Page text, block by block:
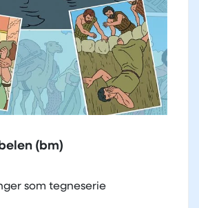
(bm)
som tegneserie